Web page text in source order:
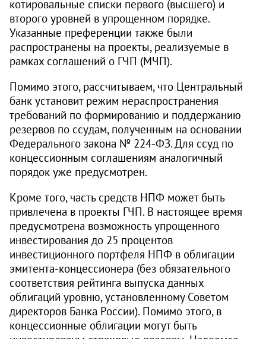
котировальные списки первого (высшего) и
второго уровней в упрощенном порядке.
Указанные преференции также были
распространены на проекты, реализуемые в
рамках соглашений о ГЧП (МЧП).
Помимо этого, рассчитываем, что Центральный
банк установит режим нераспространения
требований по формированию и поддержанию
резервов по ссудам, полученным на основании
Федерального закона № 224‑ФЗ. Для ссуд по
концессионным соглашениям аналогичный
порядок уже предусмотрен.
Кроме того, часть средств НПФ может быть
привлечена в проекты ГЧП. В настоящее время
предусмотрена возможность упрощенного
инвестирования до 25 процентов
инвестиционного портфеля НПФ в облигации
эмитента-концессионера (без обязательного
соответствия рейтинга выпуска данных
облигаций уровню, установленному Советом
директоров Банка России). Помимо этого, в
концессионные облигации могут быть